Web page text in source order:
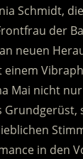
Schmidt,
der
neuen
einem
Mai nicht
Grundgerüst,
in den